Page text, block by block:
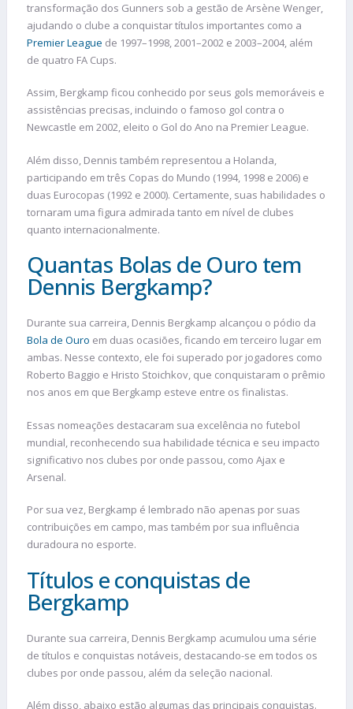
transformação dos Gunners sob a gestão de Arsène Wenger,
ajudando o clube a conquistar títulos importantes como a
Premier League de 1997–1998, 2001–2002 e 2003–2004, além
de quatro FA Cups.
Assim, Bergkamp ficou conhecido por seus gols memoráveis e
assistências precisas, incluindo o famoso gol contra o
Newcastle em 2002, eleito o Gol do Ano na Premier League.
Além disso, Dennis também representou a Holanda,
participando em três Copas do Mundo (1994, 1998 e 2006) e
duas Eurocopas (1992 e 2000). Certamente, suas habilidades o
tornaram uma figura admirada tanto em nível de clubes
quanto internacionalmente.
Quantas Bolas de Ouro tem
Dennis Bergkamp?
Durante sua carreira, Dennis Bergkamp alcançou o pódio da
Bola de Ouro em duas ocasiões, ficando em terceiro lugar em
ambas. Nesse contexto, ele foi superado por jogadores como
Roberto Baggio e Hristo Stoichkov, que conquistaram o prêmio
nos anos em que Bergkamp esteve entre os finalistas.
Essas nomeações destacaram sua excelência no futebol
mundial, reconhecendo sua habilidade técnica e seu impacto
significativo nos clubes por onde passou, como Ajax e
Arsenal.
Por sua vez, Bergkamp é lembrado não apenas por suas
contribuições em campo, mas também por sua influência
duradoura no esporte.
Títulos e conquistas de
Bergkamp
Durante sua carreira, Dennis Bergkamp acumulou uma série
de títulos e conquistas notáveis, destacando-se em todos os
clubes por onde passou, além da seleção nacional.
Além disso, abaixo estão algumas das principais conquistas.